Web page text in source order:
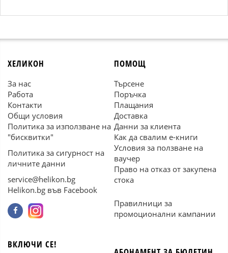
ХЕЛИКОН
За нас
Работа
Контакти
Общи условия
Политика за използване на
"бисквитки"
Политика за сигурност на
личните данни
service@helikon.bg
Helikon.bg във Facebook
ПОМОЩ
Търсене
Поръчка
Плащания
Доставка
Данни за клиента
Как да свалим е-книги
Условия за ползване на
ваучер
Право на отказ от закупена
стока
Правилници за
промоционални кампании
ВКЛЮЧИ СЕ!